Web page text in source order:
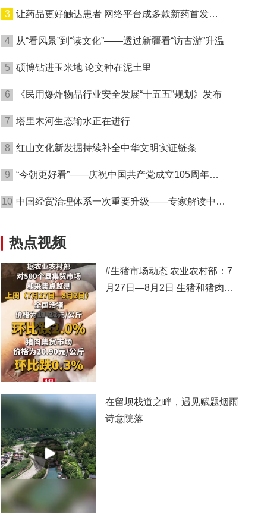
3
让药品更好触达患者 网络平台成多款新药首发渠
4
从“看风景”到“读文化”——透过新疆看“访古游”升温
5 硕博钻进玉米地 论文种在泥土里
6 《民用爆炸物品行业安全发展“十五五”规划》发布
7 塔里木河生态输水正在进行
8 红山文化新发掘持续补全中华文明实证链条
9
“今朝更好看”——庆祝中国共产党成立105周年名
10 中国经贸治理体系一次重要升级——专家解读中国
热点视频
#生猪市场动态 农业农村部：7
月27日—8月2日 生猪和猪肉价
在留坝栈道之畔，遇见赋题烟雨
诗意院落